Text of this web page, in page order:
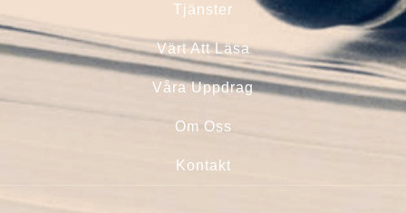
Tjänster
Värt Att Läsa
Våra Uppdrag
Om Oss
Kontakt